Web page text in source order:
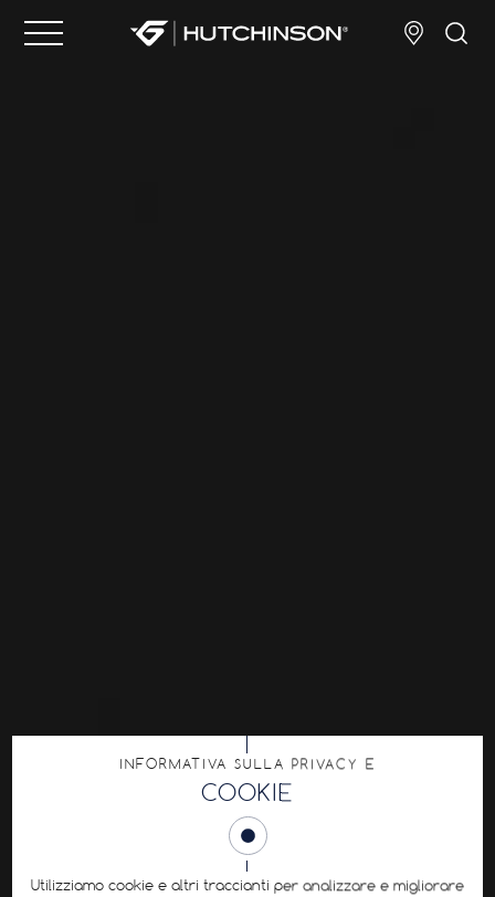
INFORMATIVA SULLA PRIVACY E
COOKIE
Utilizziamo cookie e altri traccianti per analizzare e migliorare